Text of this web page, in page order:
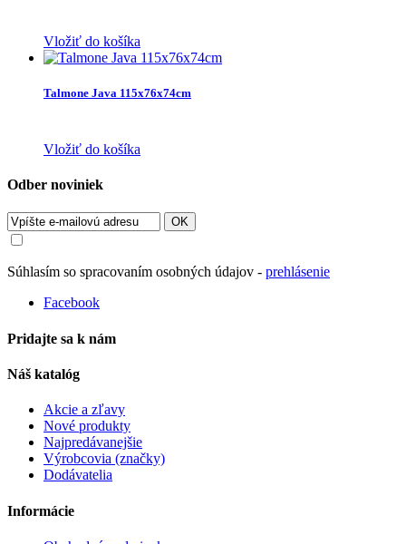
Vložiť do košíka
Talmone Java 115x76x74cm
Vložiť do košíka
Odber noviniek
OK
Súhlasím so spracovaním osobných údajov - prehlásenie
Facebook
Pridajte sa k nám
Náš katalóg
Akcie a zľavy
Nové produkty
Najpredávanejšie
Výrobcovia (značky)
Dodávatelia
Informácie